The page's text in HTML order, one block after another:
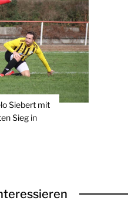
Siebert mit
Sieg in